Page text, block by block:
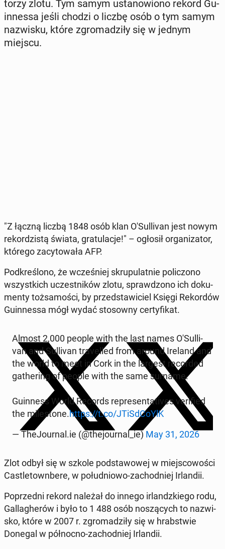
to­rzy zlotu. Tym samym usta­no­wio­no rekord Gu­
in­nes­sa jeśli chodzi o liczbę osób o tym samym
na­zwi­sku, które zgro­ma­dzi­ły się w jednym
miejscu.
"Z łączną liczbą 1848 osób klan O'Sul­li­van jest nowym
re­kor­dzi­stą świata, gra­tu­la­cje!" – ogłosił or­ga­ni­za­tor,
którego za­cy­to­wa­ła AFP.
Pod­kre­ślo­no, że wcze­śniej skru­pu­lat­nie po­li­czo­no
wszyst­kich uczest­ni­ków zlotu, spraw­dzo­no ich do­ku­
men­ty toż­sa­mo­ści, by przed­sta­wi­ciel Księgi Re­kor­dów
Gu­in­nes­sa mógł wydać sto­sow­ny cer­ty­fi­kat.
Almost 2,000 people with the last names O'Sul­li­
van and Sul­li­van tra­vel­led from around Ireland and
the world to meet in Cork in the largest re­cor­ded
ga­the­ring of people with the same surname.
Gu­in­ness World Records re­pre­sen­ta­ti­ves ve­ri­fied
the mi­le­sto­ne.https://t.co/JTiSd­CoYlK
— The­Jo­ur­nal.ie (@the­jo­ur­nal_ie) May 31, 2026
Zlot odbył się w szkole pod­sta­wo­wej w miej­sco­wo­ści
Ca­stle­town­be­re, w po­łu­dnio­wo-za­chod­niej Ir­lan­dii.
Po­przed­ni rekord należał do innego ir­landz­kie­go rodu,
Gal­la­ghe­rów i było to 1 488 osób no­szą­cych to na­zwi­
sko, które w 2007 r. zgro­ma­dzi­ły się w hrab­stwie
Donegal w pół­noc­no-za­chod­niej Ir­lan­dii.